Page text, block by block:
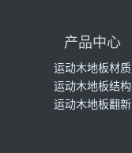
产品中心
运动木地板材质
运动木地板结构
运动木地板翻新